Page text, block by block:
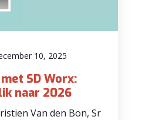
10, 2025
SD Worx:
naar 2026
Van den Bon, Sr